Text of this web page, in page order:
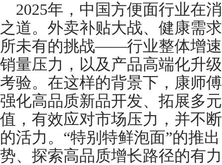
2025年，中国方便面行业在
之道。外卖补贴大战、健康需
所未有的挑战——行业整体增
销量压力，以及产品高端化升
考验。在这样的背景下，康师
强化高品质新品开发、拓展多
值，有效应对市场压力，并不
的活力。“特别特鲜泡面”的推
势、探索高品质增长路径的有